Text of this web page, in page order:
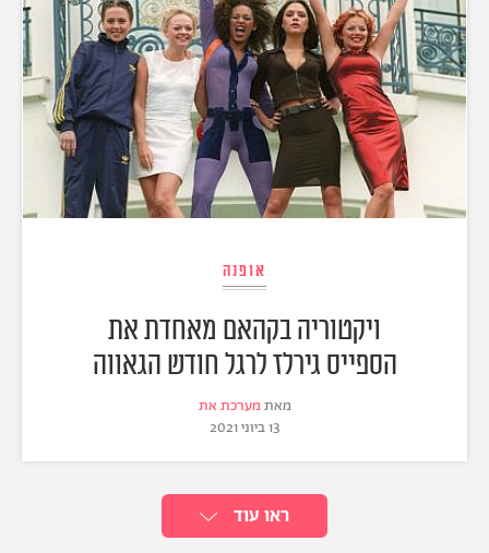
אופנה
ויקטוריה בקהאם מאחדת את
הספייס גירלז לרגל חודש הגאווה
מאת מערכת את
13 ביוני 2021
ראו עוד